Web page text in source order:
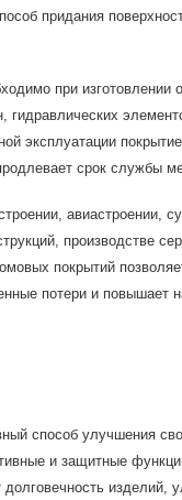
придания
при изготовлении
эксплуатации
срок службы
авиастроении,
производстве
покрытий
потери и повышает
способ улучшения
и защитные
изделий,